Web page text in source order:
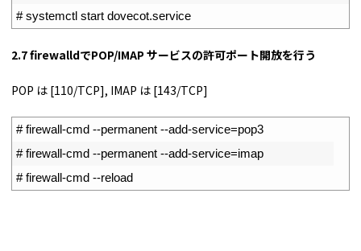
# systemctl start dovecot.service
2.7 firewalldでPOP/IMAP サービスの許可ポート開放を行う
POP は [110/TCP], IMAP は [143/TCP]
# firewall-cmd --permanent --add-service=pop3
# firewall-cmd --permanent --add-service=imap
# firewall-cmd --reload